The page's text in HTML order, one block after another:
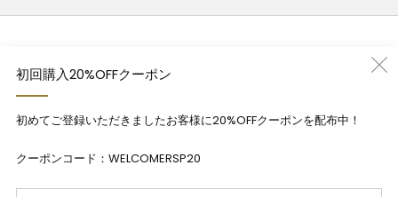
初回購入20%OFFクーポン
初めてご登録いただきましたお客様に20%OFFクーポンを配布中！
クーポンコード：WELCOMERSP20
プライバシーポリシー
特定商法取引法に基づく表記